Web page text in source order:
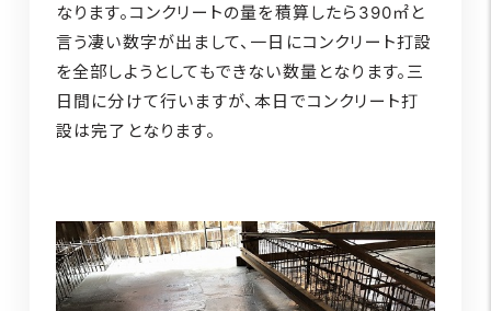
なります。コンクリートの量を積算したら390㎡と
言う凄い数字が出まして、一日にコンクリート打設
を全部しようとしてもできない数量となります。三
日間に分けて行いますが、本日でコンクリート打
設は完了となります。